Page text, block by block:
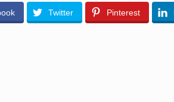
Twitter Pinterest